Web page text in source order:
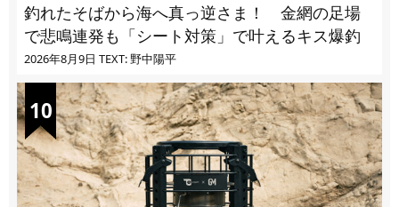
釣れたそばから海へ真っ逆さま！ 金網の足場
で悲鳴連発も「シート対策」で叶えるキス爆釣
2026年8月9日 TEXT: 野中陽平